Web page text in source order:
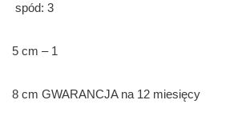
spód: 3
5 cm – 1
8 cm GWARANCJA na 12 miesięcy